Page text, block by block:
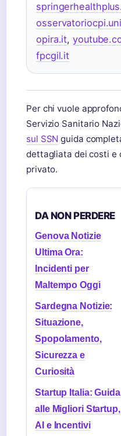
opira.it,
fpcgil.it
Per chi vuole
Servizio Sanitario
sul SSN guida
dettagliata dei costi e
privato.
DA NON PERDERE
Genova Notizie
Ultima Ora:
Incidenti per
Maltempo Oggi
Sardegna Notizie:
Situazione,
Spopolamento,
Sicurezza e
Curiosità
Startup Italia: Guida
alle Migliori Startup,
AI e Incentivi